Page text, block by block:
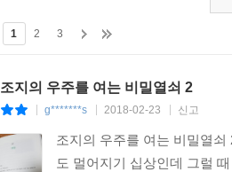
1 2 3
조지의 우주를 여는 비밀열쇠 2
g*******s 2018-02-23 신고
조지의 우주를 여는 비밀열
도 멀어지기 십상인데 그럴